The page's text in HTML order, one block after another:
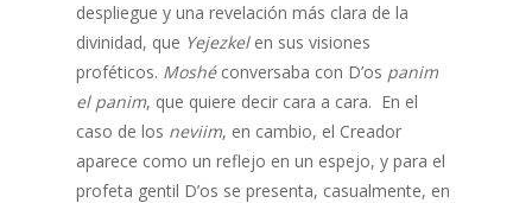
despliegue y una revelación más clara de la
divinidad, que Yejezkelen sus visiones
proféticos. Moshéconversaba con D’os panim
el panim, que quiere decir cara a cara. En el
caso de los neviim, en cambio, el Creador
aparece como un reflejo en un espejo, y para el
profeta gentil D’os se presenta, casualmente, en